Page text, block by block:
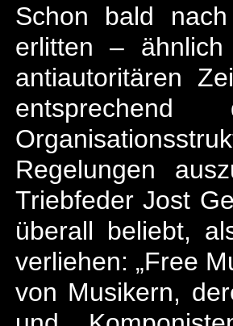
Schon bald
erlitten –
antiautoritären
Regelungen
Triebfeder Jost
überall beliebt,
verliehen: „Free
von Musikern,